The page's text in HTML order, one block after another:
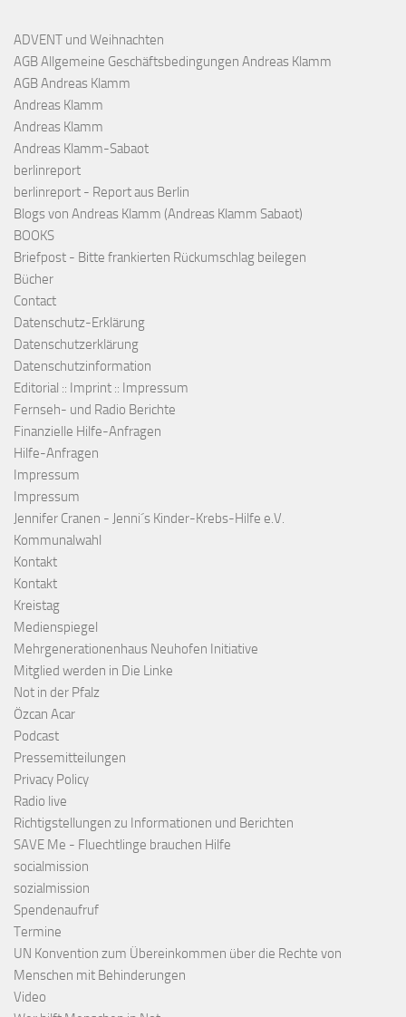
ADVENT und Weihnachten
AGB Allgemeine Geschäftsbedingungen Andreas Klamm
AGB Andreas Klamm
Andreas Klamm
Andreas Klamm
Andreas Klamm-Sabaot
berlinreport
berlinreport - Report aus Berlin
Blogs von Andreas Klamm (Andreas Klamm Sabaot)
BOOKS
Briefpost - Bitte frankierten Rückumschlag beilegen
Bücher
Contact
Datenschutz-Erklärung
Datenschutzerklärung
Datenschutzinformation
Editorial :: Imprint :: Impressum
Fernseh- und Radio Berichte
Finanzielle Hilfe-Anfragen
Hilfe-Anfragen
Impressum
Impressum
Jennifer Cranen - Jenni´s Kinder-Krebs-Hilfe e.V.
Kommunalwahl
Kontakt
Kontakt
Kreistag
Medienspiegel
Mehrgenerationenhaus Neuhofen Initiative
Mitglied werden in Die Linke
Not in der Pfalz
Özcan Acar
Podcast
Pressemitteilungen
Privacy Policy
Radio live
Richtigstellungen zu Informationen und Berichten
SAVE Me - Fluechtlinge brauchen Hilfe
socialmission
sozialmission
Spendenaufruf
Termine
UN Konvention zum Übereinkommen über die Rechte von
Menschen mit Behinderungen
Video